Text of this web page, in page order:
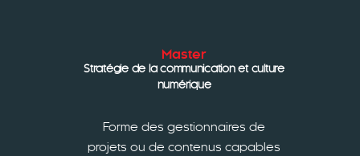
Master
Stratégie de la communication et culture
numérique
Forme des gestionnaires de
projets ou de contenus capables